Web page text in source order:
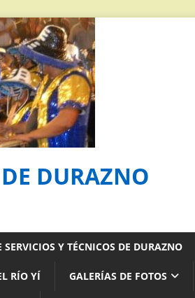
DURAZNO
SERVICIOS Y TÉCNICOS DE DURAZNO
RÍO YÍ GALERÍAS DE FOTOS